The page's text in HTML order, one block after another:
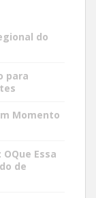
do
para
Momento
Essa
de